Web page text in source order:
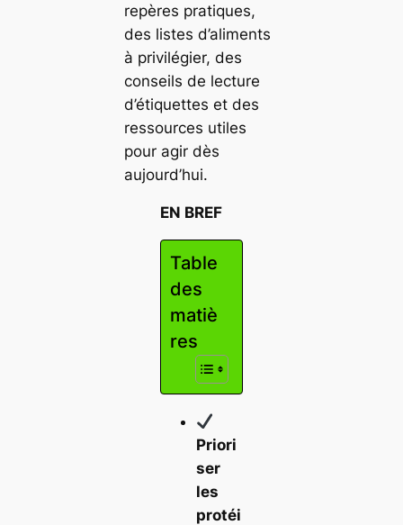
repères pratiques,
des listes d’aliments
à privilégier, des
conseils de lecture
d’étiquettes et des
ressources utiles
pour agir dès
aujourd’hui.
EN BREF
Table
des
matiè
res
Priori
ser
les
protéi